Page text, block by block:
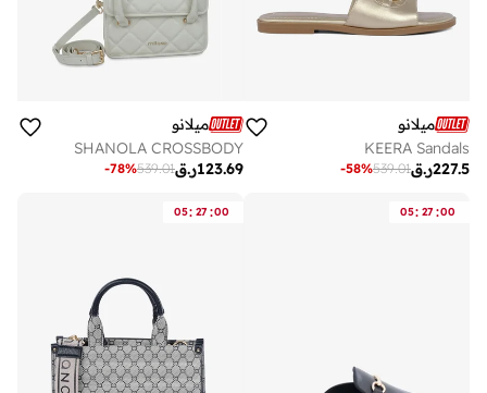
ميلانو
KEERA Sandals
ر.ق227.5
539.01
-58%
ميلانو
SHANOLA CROSSBODY
ر.ق123.69
539.01
-78%
05: 27 :00
05: 27 :00